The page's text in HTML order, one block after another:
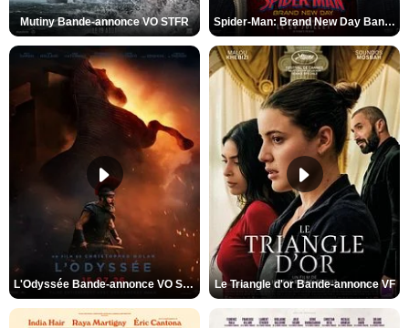
Mutiny Bande-annonce VO STFR Spider-Man: Brand New Day Bande-annonce VO STFR
L'Odyssée Bande-annonce VO STFR Le Triangle d'or Bande-annonce VF